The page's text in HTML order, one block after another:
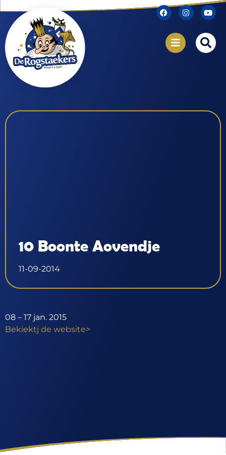
10 Boonte Aovendje
11-09-2014
08 – 17 jan. 2015
Bekiektj de website>